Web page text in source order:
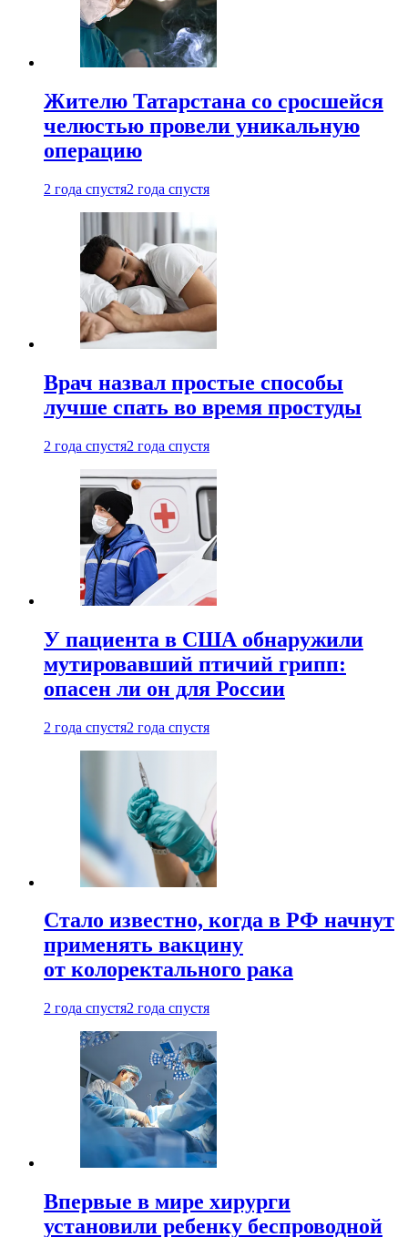
Жителю Татарстана со сросшейся
челюстью провели уникальную
операцию
2 года спустя2 года спустя
Врач назвал простые способы
лучше спать во время простуды
2 года спустя2 года спустя
У пациента в США обнаружили
мутировавший птичий грипп:
опасен ли он для России
2 года спустя2 года спустя
Стало известно, когда в РФ начнут
применять вакцину
от колоректального рака
2 года спустя2 года спустя
Впервые в мире хирурги
установили ребенку беспроводной